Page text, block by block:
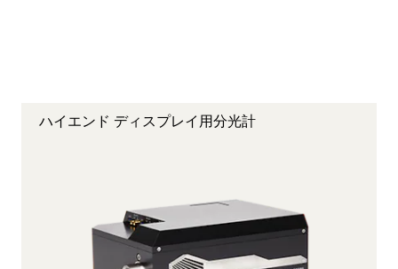
ハイエンド ディスプレイ用分光計